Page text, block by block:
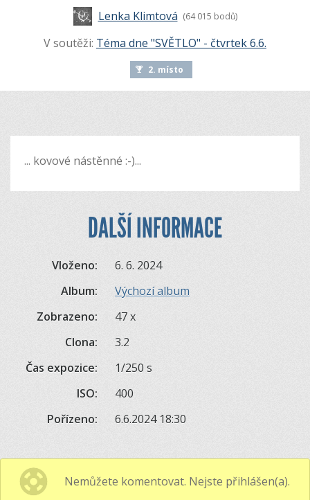
Lenka Klimtová (64 015 bodů)
V soutěži: Téma dne "SVĚTLO" - čtvrtek 6.6.
2. místo
... kovové nástěnné :-)...
DALŠÍ INFORMACE
Vloženo:
6. 6. 2024
Album:
Výchozí album
Zobrazeno:
47 x
Clona:
3.2
Čas expozice:
1/250 s
ISO:
400
Pořízeno:
6.6.2024 18:30
Nemůžete komentovat. Nejste přihlášen(a).